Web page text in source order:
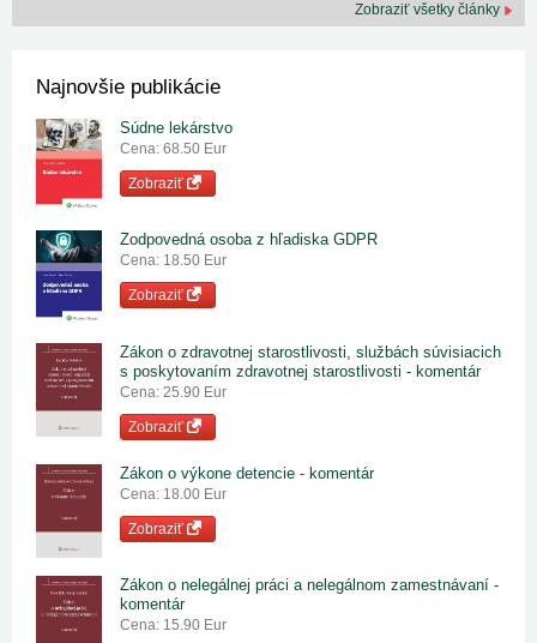
Zobraziť všetky články
Najnovšie publikácie
Súdne lekárstvo
Cena: 68.50 Eur
Zobraziť
Zodpovedná osoba z hľadiska GDPR
Cena: 18.50 Eur
Zobraziť
Zákon o zdravotnej starostlivosti, službách súvisiacich
s poskytovaním zdravotnej starostlivosti - komentár
Cena: 25.90 Eur
Zobraziť
Zákon o výkone detencie - komentár
Cena: 18.00 Eur
Zobraziť
Zákon o nelegálnej práci a nelegálnom zamestnávaní -
komentár
Cena: 15.90 Eur